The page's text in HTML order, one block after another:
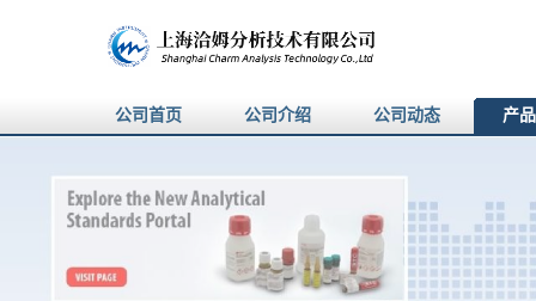
公司首页 公司介绍 公司动态 产